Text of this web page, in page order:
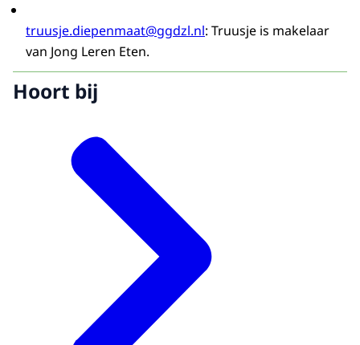
truusje.diepenmaat@ggdzl.nl: Truusje is makelaar
van Jong Leren Eten.
Hoort bij